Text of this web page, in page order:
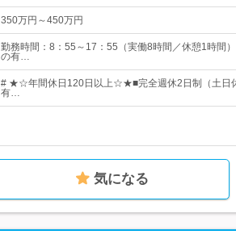
350万円～450万円
勤務時間：8：55～17：55（実働8時間／休憩1時
の有…
# ★☆年間休日120日以上☆★■完全週休2日制（土日
有…
気になる